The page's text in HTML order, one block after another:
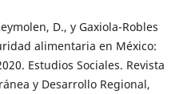
D., y Gaxiola-Robles
alimentaria en México:
Estudios Sociales. Revista
y Desarrollo Regional,